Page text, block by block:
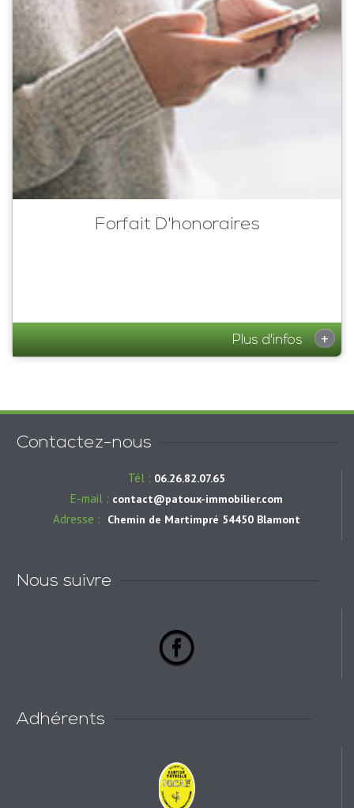
Forfait D'honoraires
Plus d'infos +
Contactez-nous
Tél : 06.26.82.07.65
E-mail : contact@patoux-immobilier.com
Adresse : Chemin de Martimpré 54450 Blamont
Nous suivre
Adhérents